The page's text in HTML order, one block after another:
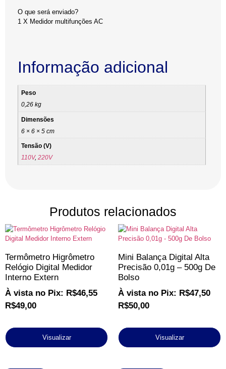
O que será enviado?
1 X Medidor multifunções AC
Informação adicional
Peso
0,26 kg
Dimensões
6 × 6 × 5 cm
Tensão (V)
110V, 220V
Produtos relacionados
Termômetro Higrômetro
Relógio Digital Medidor
Interno Extern
À vista no Pix: R$46,55
R$49,00
Visualizar
Mini Balança Digital Alta
Precisão 0,01g – 500g De
Bolso
À vista no Pix: R$47,50
R$50,00
Visualizar